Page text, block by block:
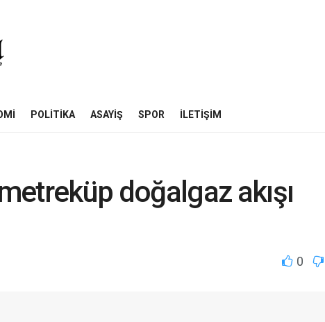
POLITIKA ASAYIŞ SPOR İLETIŞIM
doğalgaz akışı
0